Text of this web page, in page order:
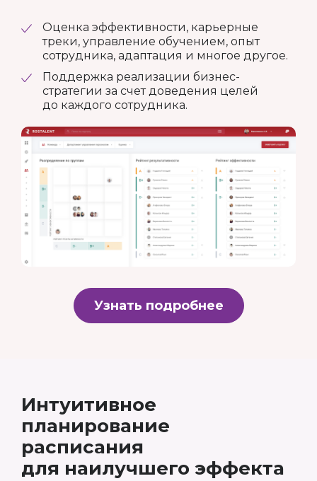
Оценка эффективности, карьерные
треки, управление обучением, опыт
сотрудника, адаптация и многое другое.
Поддержка реализации бизнес-
стратегии за счет доведения целей
до каждого сотрудника.
Узнать подробнее
Интуитивное
планирование
расписания
для наилучшего эффекта